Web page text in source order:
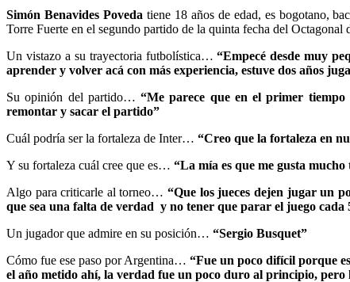
Simón Benavides Poveda tiene 18 años de edad, es bogotano,
Torre Fuerte en el segundo partido de la quinta fecha del Octagonal
Un vistazo a su trayectoria futbolística…“Empecé desde muy
aprender y volver acá con más experiencia, estuve dos años
Su opinión del partido…“Me parece que en el primer tiempo
remontar y sacar el partido”
Cuál podría ser la fortaleza de Inter… “Creo que la fortaleza en
Y su fortaleza cuál cree que es… “La mía es que me gusta
Algo para criticarle al torneo…“Que los jueces dejen jugar un
que sea una falta de verdad y no tener que parar el juego cada
Un jugador que admire en su posición… “Sergio Busquet”
Cómo fue ese paso por Argentina…“Fue un poco difícil porque
el año metido ahí, la verdad fue un poco duro al principio,